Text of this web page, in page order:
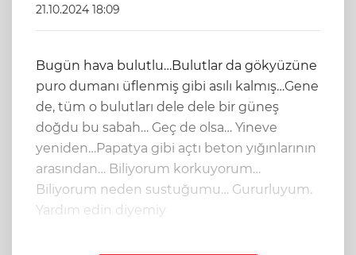
21.10.2024 18:09
Bugün hava bulutlu…Bulutlar da gökyüzüne
puro dumanı üflenmiş gibi asılı kalmış…Gene
de, tüm o bulutları dele dele bir güneş
doğdu bu sabah… Geç de olsa… Yineve
yeniden…Papatya gibi açtı beton yığınlarının
arasından… Biliyorum korkuyorum…
Biliyorum neden sustuğumu… Gururluyum.
Yardım edin diyemiy